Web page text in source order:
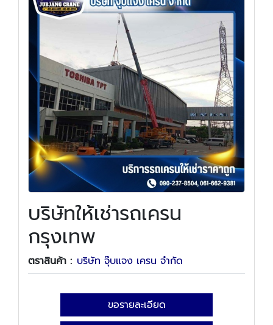
บริษัทให้เช่ารถเครน
กรุงเทพ
ตราสินค้า : บริษัท จุ๊บแจง เครน จำกัด
ขอรายละเอียด